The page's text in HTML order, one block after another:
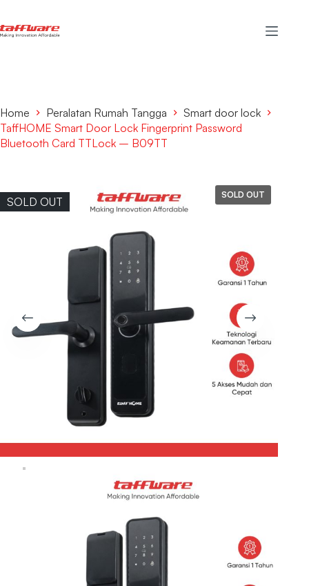
Home Peralatan Rumah Tangga
Smart door lock
TaffHOME Smart Door Lock Fingerprint Password
Bluetooth Card TTLock – B09TT
SOLD OUT
SOLD OUT